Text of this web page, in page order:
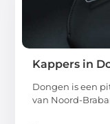
Kappers in
Dongen is een
van Noord-